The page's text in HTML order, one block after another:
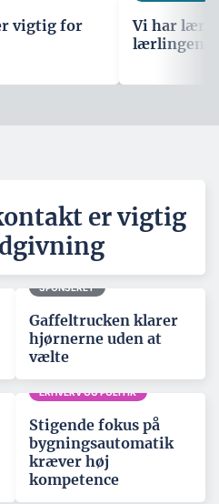
vigtig for
Vi har
lærlingene
er vigtig
SPONSERET
Gaffeltrucken klarer
hjørnerne uden at
vælte
ERHVERV OG POLITIK
Stigende fokus på
bygningsautomatik
kræver høj
kompetence